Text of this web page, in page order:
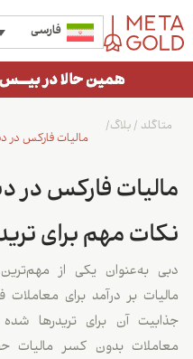
فارسی
مالیات فارکس در
متاگلد /بلاگ/
مالیات فارکس در
نکات مهم برای
دبی به‌عنوان یکی از
مالیات بر درآمد برای
جذابیت آن برای تریدرها
معاملات بدون کسر مالیات